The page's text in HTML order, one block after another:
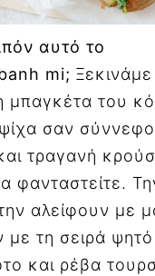
αυτό το
mi;
μπαγκέτα του
σαν
τραγανή
φανταστείτε.
αλείφουν με
με τη σειρά ψητό
και ρέβα